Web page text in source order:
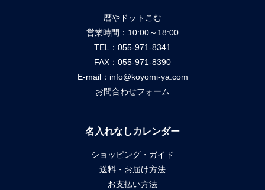
暦やドットこむ
営業時間：10:00～18:00
TEL：055-971-8341
FAX：055-971-8390
E-mail： info@koyomi-ya.com
お問合わせフォーム
名入れなしカレンダー
ショッピング・ガイド
送料・お届け方法
お支払い方法